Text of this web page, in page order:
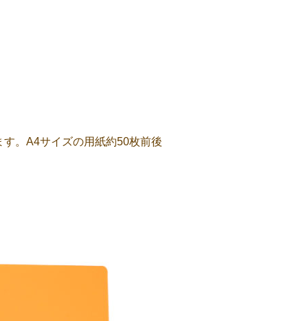
。A4サイズの用紙約50枚前後